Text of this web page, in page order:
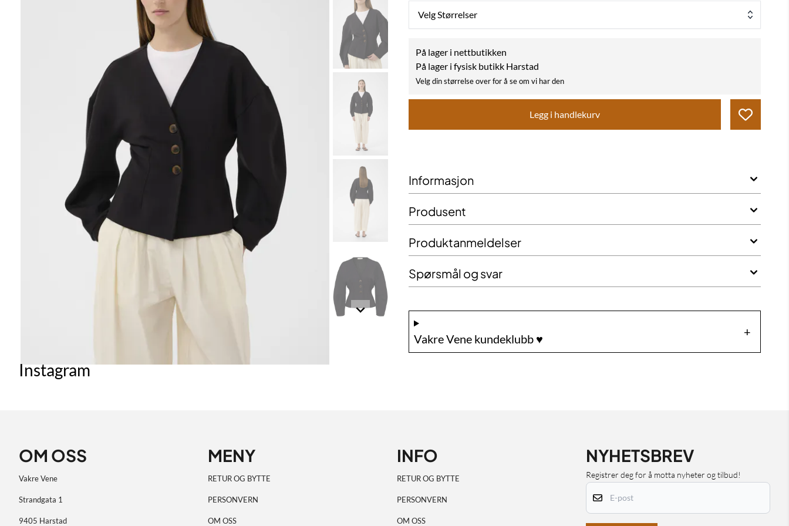
Velg Størrelser
På lager i nettbutikken
På lager i fysisk butikk Harstad
Velg din størrelse over for å se om vi har den
Legg i handlekurv
Informasjon
Produsent
Produktanmeldelser
Spørsmål og svar
Vakre Vene kundeklubb ♥️
Instagram
OM OSS
Vakre Vene
Strandgata 1
9405 Harstad
MENY
RETUR OG BYTTE
PERSONVERN
OM OSS
INFO
RETUR OG BYTTE
PERSONVERN
OM OSS
NYHETSBREV
Registrer deg for å motta nyheter og tilbud!
E-post